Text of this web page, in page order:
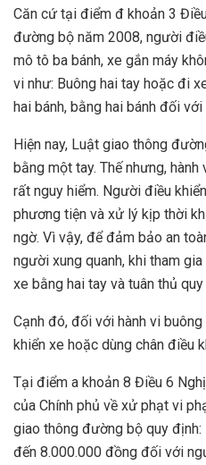
Căn cứ tại điểm đ khoản 3
đường bộ năm 2008, người
mô tô ba bánh, xe gắn máy
vi như: Buông hai tay hoặc đi
hai bánh, bằng hai bánh đối với
Hiện nay, Luật giao thông
bằng một tay. Thế nhưng,
rất nguy hiểm. Người điều
phương tiện và xử lý kịp thời
ngờ. Vì vậy, để đảm bảo an
người xung quanh, khi tham
xe bằng hai tay và tuân thủ
Cạnh đó, đối với hành vi
khiển xe hoặc dùng chân điều
Tại điểm a khoản 8 Điều 6
của Chính phủ về xử phạt vi
giao thông đường bộ quy
đến 8.000.000 đồng đối với